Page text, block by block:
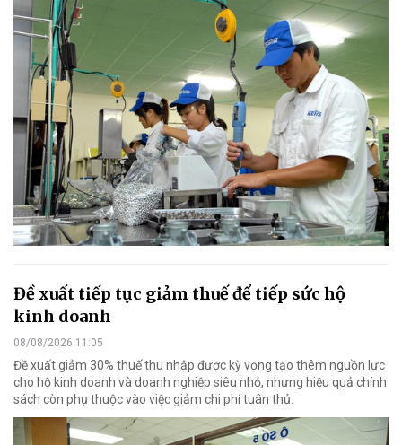
Đề xuất tiếp tục giảm thuế để tiếp sức hộ
kinh doanh
08/08/2026 11:05
Đề xuất giảm 30% thuế thu nhập được kỳ vọng tạo thêm nguồn lực
cho hộ kinh doanh và doanh nghiệp siêu nhỏ, nhưng hiệu quả chính
sách còn phụ thuộc vào việc giảm chi phí tuân thủ.